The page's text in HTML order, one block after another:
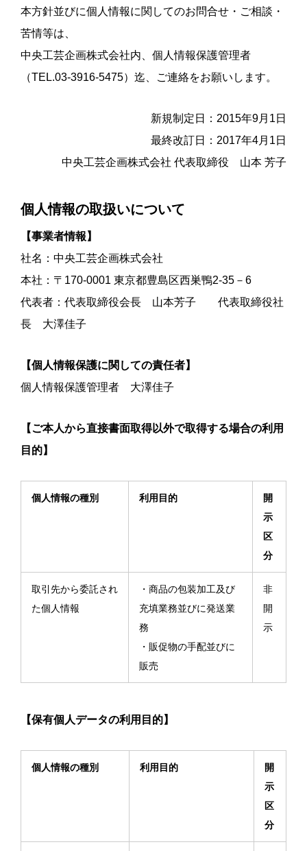
本方針並びに個人情報に関してのお問合せ・ご相談・
苦情等は、
中央工芸企画株式会社内、個人情報保護管理者
（TEL.03-3916-5475）迄、ご連絡をお願いします。
新規制定日：2015年9月1日
最終改訂日：2017年4月1日
中央工芸企画株式会社 代表取締役 山本 芳子
個人情報の取扱いについて
【事業者情報】
社名：中央工芸企画株式会社
本社：〒170-0001 東京都豊島区西巣鴨2-35－6
代表者：代表取締役会長 山本芳子 代表取締役社
長 大澤佳子
【個人情報保護に関しての責任者】
個人情報保護管理者 大澤佳子
【ご本人から直接書面取得以外で取得する場合の利用
目的】
個人情報の種別 利用目的
開
示
区
分
取引先から委託され
た個人情報
・商品の包装加工及び
充填業務並びに発送業
務
・販促物の手配並びに
販売
非
開
示
【保有個人データの利用目的】
個人情報の種別 利用目的
開
示
区
分